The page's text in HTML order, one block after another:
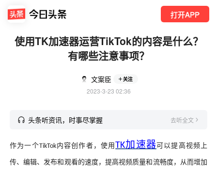
打开APP
使用TK加速器运营TikTok的内容是什么？
有哪些注意事项？
文案臣 关注
2023-3-23 02:36
头条听资讯，时事尽掌握 去听全文
作为一个TikTok内容创作者，使用 TK加速器 可以提高视频上
传、编辑、发布和观看的速度，提高视频质量和流畅度，从而增加